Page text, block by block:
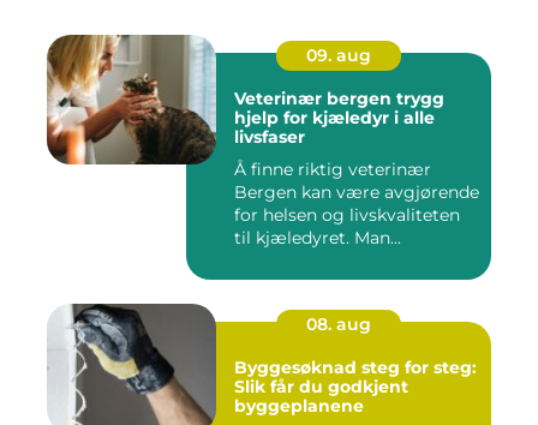
09. aug
Veterinær bergen trygg
hjelp for kjæledyr i alle
livsfaser
Å finne riktig veterinær
Bergen kan være avgjørende
for helsen og livskvaliteten
til kjæledyret. Man...
08. aug
Byggesøknad steg for steg:
Slik får du godkjent
byggeplanene